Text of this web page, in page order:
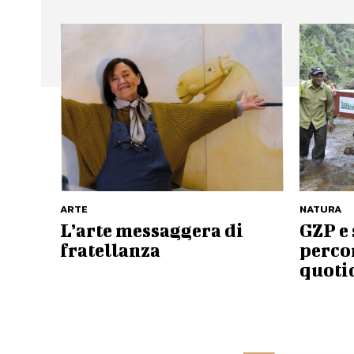
ARTE
L’arte messaggera di
fratellanza
NATURA
GZP